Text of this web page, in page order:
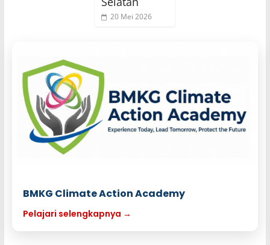
20 Mei 2026
BMKG Climate Action Academy
Pelajari selengkapnya →